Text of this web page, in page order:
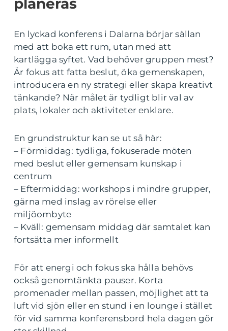
planeras
En lyckad konferens i Dalarna börjar sällan
med att boka ett rum, utan med att
kartlägga syftet. Vad behöver gruppen mest?
Är fokus att fatta beslut, öka gemenskapen,
introducera en ny strategi eller skapa kreativt
tänkande? När målet är tydligt blir val av
plats, lokaler och aktiviteter enklare.
En grundstruktur kan se ut så här:
– Förmiddag: tydliga, fokuserade möten
med beslut eller gemensam kunskap i
centrum
– Eftermiddag: workshops i mindre grupper,
gärna med inslag av rörelse eller
miljöombyte
– Kväll: gemensam middag där samtalet kan
fortsätta mer informellt
För att energi och fokus ska hålla behövs
också genomtänkta pauser. Korta
promenader mellan passen, möjlighet att ta
luft vid sjön eller en stund i en lounge i stället
för vid samma konferensbord hela dagen gör